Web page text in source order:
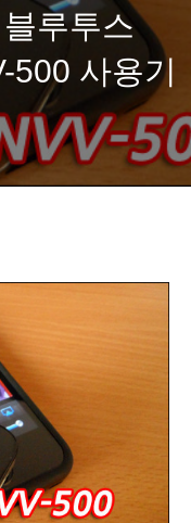
루투스
500 사용기